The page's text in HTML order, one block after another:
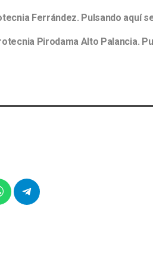
Ferrández. Pulsando aquí
Pirodama Alto Palancia.